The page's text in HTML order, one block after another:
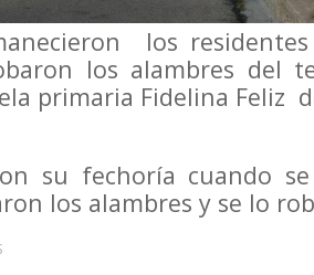
los
los alambres del
primaria Fidelina Feliz
su fechoría cuando
los alambres y se lo